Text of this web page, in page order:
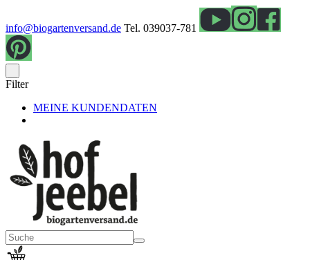
info@biogartenversand.de Tel. 039037-781
Filter
MEINE KUNDENDATEN